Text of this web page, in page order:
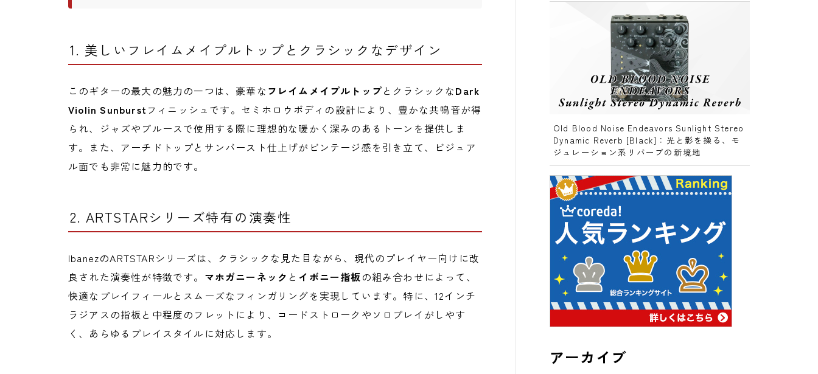
1. 美しいフレイムメイプルトップとクラシックなデザイン
このギターの最大の魅力の一つは、豪華な フレイムメイプルトップとクラシックなDark
Violin Sunburst フィニッシュです。セミホロウボディの設計により、豊かな共鳴音が得
られ、ジャズやブルースで使用する際に理想的な暖かく深みのあるトーンを提供しま
す。また、アーチドトップとサンバースト仕上げがビンテージ感を引き立て、ビジュア
ル面でも非常に魅力的です。
2. ARTSTARシリーズ特有の演奏性
IbanezのARTSTARシリーズは、クラシックな見た目ながら、現代のプレイヤー向けに改
良された演奏性が特徴です。 マホガニーネック と イボニー指板の組み合わせによって、
快適なプレイフィールとスムーズなフィンガリングを実現しています。特に、12インチ
ラジアスの指板と中程度のフレットにより、コードストロークやソロプレイがしやす
く、あらゆるプレイスタイルに対応します。
Old Blood Noise Endeavors Sunlight Stereo
Dynamic Reverb [Black]：光と影を操る、モ
ジュレーション系リバーブの新境地
アーカイブ